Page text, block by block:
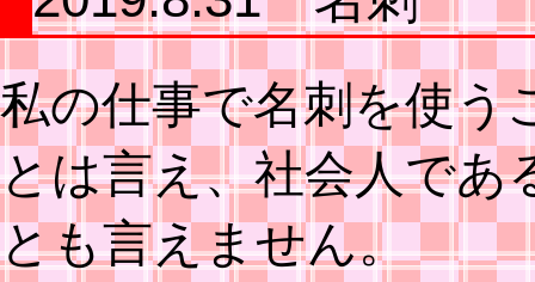
私の仕事で名刺を使う
とは言え、社会人であ
とも言えません。